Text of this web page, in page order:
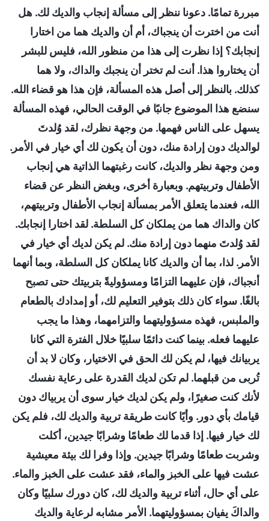
مبررة تمامًا. دعونا ننظر إلى مسألة إنجاب والديك لك. هل
أنت من اخترت أن ينجباك، أم أن والديك هما من اختارا
إنجابك؟ إذا نظرت إلى هذا من منظور الله، فليس للبشر
أن يختاروا هذا. أنت لم تختر أن ينجبك والداك، ولا هما
كذلك. بالنظر إلى أصل هذه المسألة، فإن هذا هو قضاء الله.
سنضع هذا الموضوع جانبًا في الوقت الحالي، فهذه المسألة
يسهل على الناس فهمها. من وجهة نظرك، لقد وُلدتَ
لوالديك دون إرادة منك، دون أن يكون لك أي خيار في الأمر.
ومن وجهة نظر والديك، كانت رغبتهما الذاتية هي إنجاب
الأطفال وتربيتهم. وبعبارة أخرى، وبغض النظر عن قضاء
الله، فعندما يتعلق الأمر بمسألة إنجاب الأطفال وتربيتهم،
كان والداك هما من يملكان كل السلطة. لقد اختارا إنجابك.
لقد وُلدتَ منهما دون إرادة منك. لم يكن لديك أي خيار في
الأمر. لذا، بما أن والديك كانا يملكان كل السلطة، وبما أنهما
أنجباك، فإن عليهما التزامًا ومسؤوليةً بتربيتك حتى تصبح
بالغًا. سواء كان ذلك بتوفير التعليم لك، أو إمدادك بالطعام
والملبس، فهذه مسؤوليتهما والتزامهما، وهذا ما يجب
عليهما فعله. بينما كنت دائمًا سلبيًا خلال الفترة التي كانا
يربيانك فيها، لم يكن لك الحق في الاختيار، وكان لا بد أن
تُربى من قبلهما. لم تكن لديك القدرة على رعاية نفسك
لأنك كنت صغيرًا، ولم يكن لديك خيار سوى أن يربياك دون
قيامك بأي دور. وأيًا كانت طريقة تربية والديك لك، فلم يكن
لك خيار فيها. إذا قدما لك طعامًا وشرابًا جيدين، أكلت
وشربت طعامًا وشرابًا جيدين. وإذا وفرا لك بيئة معيشية
عشت فيها على الخبز والماء، فقد عشت على الخبز والماء.
على أي حال، أثناء تربية والديك لك، كان دورك سلبيًا وكان
والداكَ يفيان بمسؤوليتهما. الأمر مشابه لرعاية والديك